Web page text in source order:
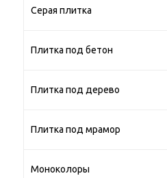
Серая плитка
Плитка под бетон
Плитка под дерево
Плитка под мрамор
Моноколоры